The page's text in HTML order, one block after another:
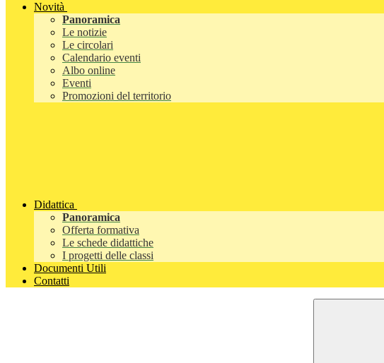
Novità
Panoramica
Le notizie
Le circolari
Calendario eventi
Albo online
Eventi
Promozioni del territorio
Didattica
Panoramica
Offerta formativa
Le schede didattiche
I progetti delle classi
Documenti Utili
Contatti